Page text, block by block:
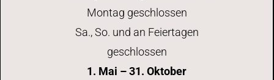
Montag geschlossen
Sa., So. und an Feiertagen
geschlossen
1. Mai – 31. Oktober